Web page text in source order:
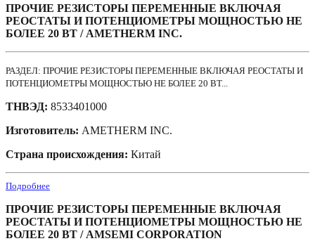
ПРОЧИЕ РЕЗИСТОРЫ ПЕРЕМЕННЫЕ ВКЛЮЧАЯ
РЕОСТАТЫ И ПОТЕНЦИОМЕТРЫ МОЩНОСТЬЮ НЕ
БОЛЕЕ 20 ВТ / AMETHERM INC.
РАЗДЕЛ: ПРОЧИЕ РЕЗИСТОРЫ ПЕРЕМЕННЫЕ ВКЛЮЧАЯ РЕОСТАТЫ И
ПОТЕНЦИОМЕТРЫ МОЩНОСТЬЮ НЕ БОЛЕЕ 20 ВТ...
ТНВЭД: 8533401000
Изготовитель: AMETHERM INC.
Страна происхождения: Китай
Подробнее
ПРОЧИЕ РЕЗИСТОРЫ ПЕРЕМЕННЫЕ ВКЛЮЧАЯ
РЕОСТАТЫ И ПОТЕНЦИОМЕТРЫ МОЩНОСТЬЮ НЕ
БОЛЕЕ 20 ВТ / AMSEMI CORPORATION